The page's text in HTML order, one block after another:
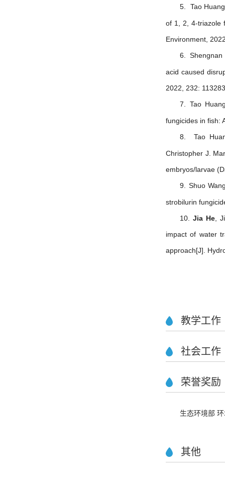
5.
Tao
of 1, 2, 4-triazole
Environment,
6.
acid caused
2022, 232:
7.
Tao
fungicides in fish:
8.
Tao
Christopher J.
embryos/larvae
9.
Shuo
strobilurin
10. Jia He,
impact of water
approach[J].
教学工作
社会工作
荣誉奖励
生态环境部
其他